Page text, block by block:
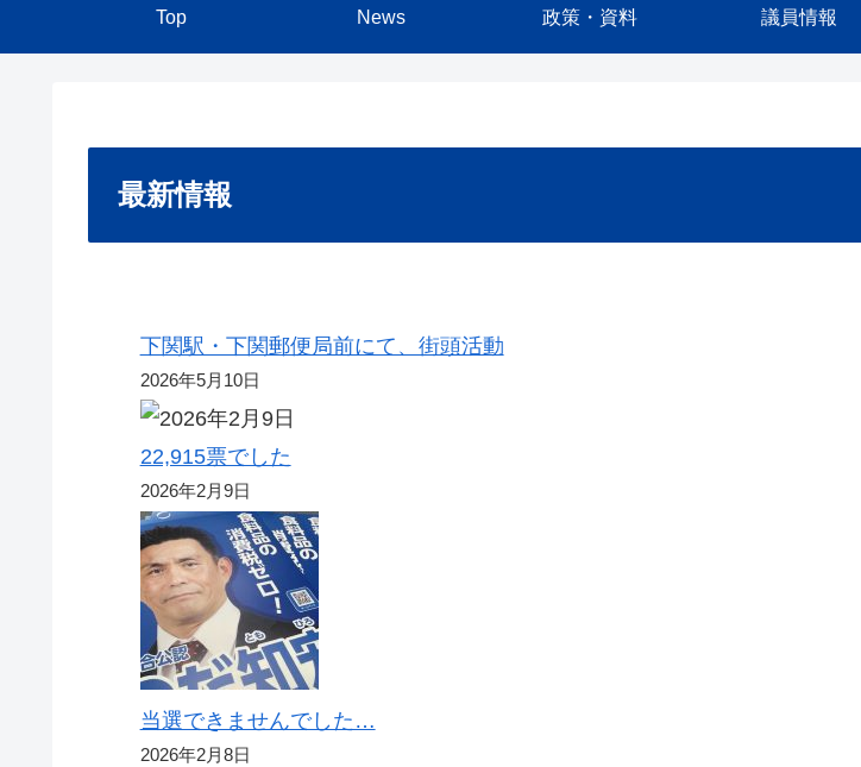
Top News 政策・資料 議員情報
最新情報
下関駅・下関郵便局前にて、街頭活動
2026年5月10日
22,915票でした
2026年2月9日
当選できませんでした…
2026年2月8日